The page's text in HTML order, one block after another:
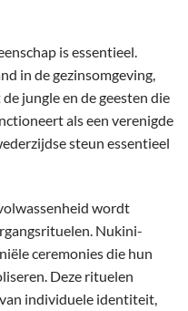
is essentieel.
in de gezinsomgeving,
jungle en de geesten die
als een verenigde
steun essentieel
wordt
Nukini-
ceremonies die hun
Deze rituelen
individuele identiteit,